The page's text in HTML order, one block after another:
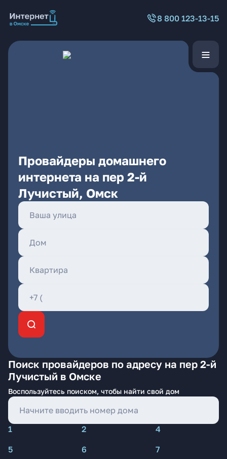
8 800 123-13-15
Провайдеры домашнего
интернета на пер 2-й
Лучистый, Омск
Поиск провайдеров по адресу на пер 2-й
Лучистый в Омске
Воспользуйтесь поиском, чтобы найти свой дом
1 2
4
5
6
7